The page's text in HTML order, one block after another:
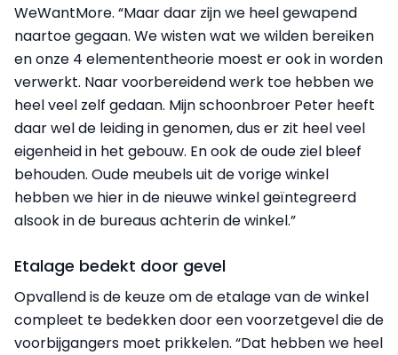
WeWantMore. “Maar daar zijn we heel gewapend
naartoe gegaan. We wisten wat we wilden bereiken
en onze 4 elemententheorie moest er ook in worden
verwerkt. Naar voorbereidend werk toe hebben we
heel veel zelf gedaan. Mijn schoonbroer Peter heeft
daar wel de leiding in genomen, dus er zit heel veel
eigenheid in het gebouw. En ook de oude ziel bleef
behouden. Oude meubels uit de vorige winkel
hebben we hier in de nieuwe winkel geïntegreerd
alsook in de bureaus achterin de winkel.”
Etalage bedekt door gevel
Opvallend is de keuze om de etalage van de winkel
compleet te bedekken door een voorzetgevel die de
voorbijgangers moet prikkelen. “Dat hebben we heel